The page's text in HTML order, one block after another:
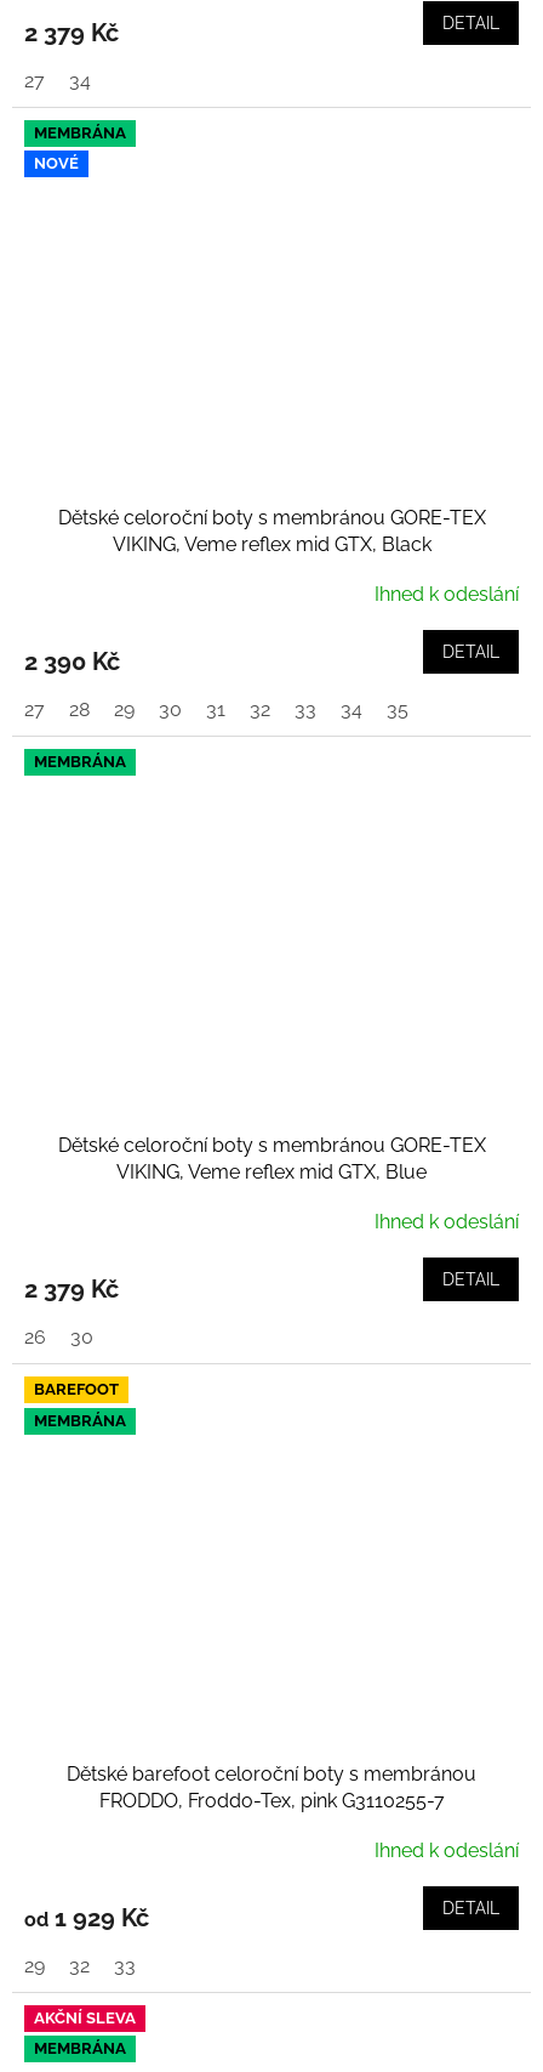
2 379 Kč DETAIL
27 34
MEMBRÁNA
NOVÉ
Dětské celoroční boty s membránou GORE-TEX
VIKING, Veme reflex mid GTX, Black
Ihned k odeslání
2 390 Kč DETAIL
27 28 29 30 31 32 33 34 35
MEMBRÁNA
Dětské celoroční boty s membránou GORE-TEX
VIKING, Veme reflex mid GTX, Blue
Ihned k odeslání
2 379 Kč DETAIL
26 30
BAREFOOT
MEMBRÁNA
Dětské barefoot celoroční boty s membránou
FRODDO, Froddo-Tex, pink G3110255-7
Ihned k odeslání
od 1 929 Kč DETAIL
29 32 33
AKČNÍ SLEVA
MEMBRÁNA